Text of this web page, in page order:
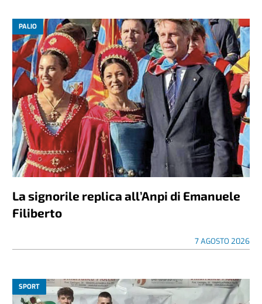
PALIO
La signorile replica all’Anpi di Emanuele
Filiberto
7 AGOSTO 2026
SPORT